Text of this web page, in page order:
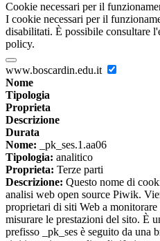
Cookie necessari per il
I cookie necessari per il
disabilitati. È possibile consultare
policy.
www.boscardin.edu.it
Nome
Tipologia
Proprieta
Descrizione
Durata
Nome: _pk_ses.1.aa06
Tipologia: analitico
Proprieta: Terze parti
Descrizione: Questo nome di
analisi web open source Piwik.
proprietari di siti Web a
misurare le prestazioni del sito. È
prefisso _pk_ses è seguito da una